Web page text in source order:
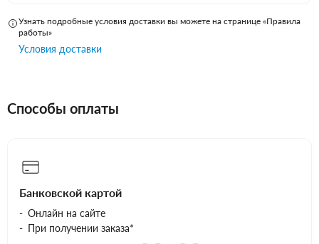
Узнать подробные условия доставки вы можете на странице «Правила
работы»
Условия доставки
Способы оплаты
Банковской картой
Онлайн на сайте
При получении заказа*